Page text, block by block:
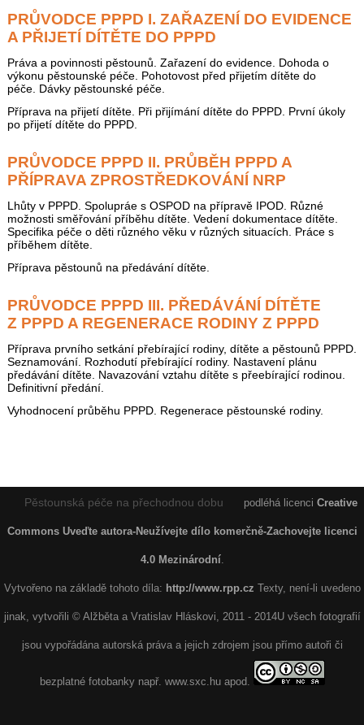
PRŮVODCE PPPD I. ZAŘAZENÍ DO EVIDENCE
A PŘIJETÍ DÍTĚTE DO PPPD
Práva a povinnosti pěstounů. Zařazení do evidence. Dohoda o
výkonu pěstounské péče. Pohotovost před přijetím dítěte do
péče. Dávky pěstounské péče.
Příprava na přijetí dítěte. Při přijímání dítěte do PPPD. První úkoly
po přijetí dítěte do PPPD.
PRŮVODCE PPPD II. PRŮBĚH PPPD A
PŘÍPRAVA ZPROSTŘEDKOVÁNÍ NRP
Lhůty v PPPD. Spolupráe s OSPOD na přípravě IPOD. Různé
možnosti směřování příběhu dítěte. Vedení dokumentace dítěte.
Specifika péče o děti různého věku v různých situacích. Práce s
příběhem dítěte.
Příprava pěstounů na předávání dítěte.
PRŮVODCE PPPD III. PŘEDÁVÁNÍ DÍTĚTE
Z PPPD A REGENERACE RODINY Z PPPD
Příprava prvního setkání přebírající rodiny, dítěte a pěstounů PPPD.
Seznamování. Rozhodutí přebírající rodiny. Nastavení plánu
předávání dítěte. Navazování vztahu dítěte s přeebírající rodinou.
Definitivní předání.
Vyhodnocení průběhu PPPD. Regenerace pěstounské rodiny.
Pěstounská péče na přechodnou dobu podléhá licenci Creative
Commons Uveďte autora-Neužívejte dílo komerčně-Zachovejte licenci
4.0 Mezinárodní.
Vytvořeno na základě tohoto díla: http://www.rpp.cz Texty, není-li uvedeno
jinak, vytvořili © Alžběta a Vratislav Hláskovi, 2011 - 2014U všech fotografií
jsou vypořádána autorská práva a jejich zdrojem jsou přímo autoři či
bezplatné fotobanky např. www.sxc.hu apod.